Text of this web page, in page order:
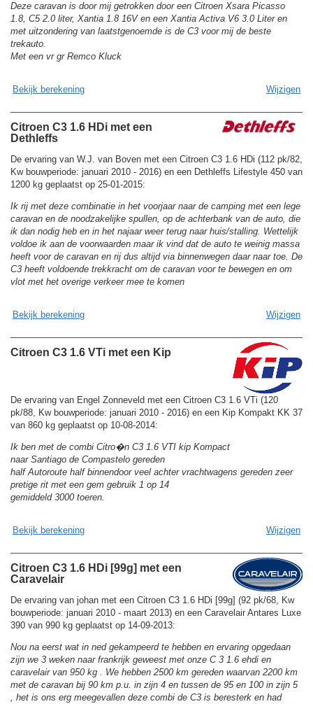
Deze caravan is door mij getrokken door een Citroen Xsara Picasso
1.8, C5 2.0 liter, Xantia 1.8 16V en een Xantia Activa V6 3.0 Liter en
met uitzondering van laatstgenoemde is de C3 voor mij de beste
trekauto.
Met een vr gr Remco Kluck
Bekijk berekening Wijzigen
Citroen C3 1.6 HDi met een
Dethleffs
De ervaring van W.J. van Boven met een Citroen C3 1.6 HDi (112 pk/82,
Kw bouwperiode: januari 2010 - 2016) en een Dethleffs Lifestyle 450 van
1200 kg geplaatst op 25-01-2015:
Ik rij met deze combinatie in het voorjaar naar de camping met een lege
caravan en de noodzakelijke spullen, op de achterbank van de auto, die
ik dan nodig heb en in het najaar weer terug naar huis/stalling. Wettelijk
voldoe ik aan de voorwaarden maar ik vind dat de auto te weinig massa
heeft voor de caravan en rij dus altijd via binnenwegen daar naar toe. De
C3 heeft voldoende trekkracht om de caravan voor te bewegen en om
vlot met het overige verkeer mee te komen
Bekijk berekening Wijzigen
Citroen C3 1.6 VTi met een Kip
De ervaring van Engel Zonneveld met een Citroen C3 1.6 VTi (120
pk/88, Kw bouwperiode: januari 2010 - 2016) en een Kip Kompakt KK 37
van 860 kg geplaatst op 10-08-2014:
Ik ben met de combi Citro�n C3 1.6 VTI kip Kompact
naar Santiago de Compastelo gereden
half Autoroute half binnendoor veel achter vrachtwagens gereden zeer
pretige rit met een gem gebruik 1 op 14
gemiddeld 3000 toeren.
Bekijk berekening Wijzigen
Citroen C3 1.6 HDi [99g] met een
Caravelair
De ervaring van johan met een Citroen C3 1.6 HDi [99g] (92 pk/68, Kw
bouwperiode: januari 2010 - maart 2013) en een Caravelair Antares Luxe
390 van 990 kg geplaatst op 14-09-2013:
Nou na eerst wat in ned gekampeerd te hebben en ervaring opgedaan
zijn we 3 weken naar frankrijk geweest met onze C 3 1.6 ehdi en
caravelair van 950 kg . We hebben 2500 km gereden waarvan 2200 km
met de caravan bij 90 km p.u. in zijn 4 en tussen de 95 en 100 in zijn 5
, het is ons erg meegevallen deze combi de C3 is beresterk en had